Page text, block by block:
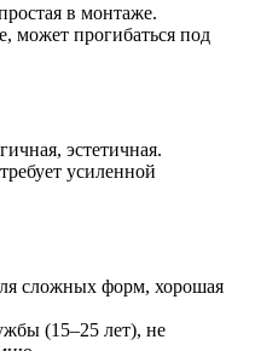
в монтаже.
прогибаться под
эстетичная.
усиленной
сложных форм, хорошая
(15–25 лет), не